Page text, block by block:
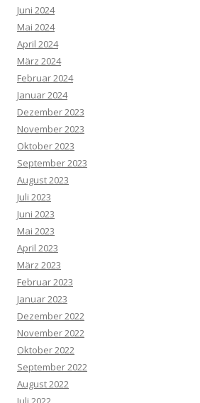
Juni 2024
Mai 2024
April 2024
März 2024
Februar 2024
Januar 2024
Dezember 2023
November 2023
Oktober 2023
September 2023
August 2023
Juli 2023
Juni 2023
Mai 2023
April 2023
März 2023
Februar 2023
Januar 2023
Dezember 2022
November 2022
Oktober 2022
September 2022
August 2022